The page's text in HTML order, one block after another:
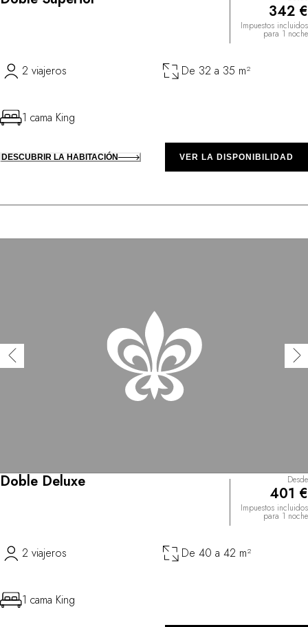
342 €
Impuestos incluidos
para 1 noche
2 viajeros De 32 a 35 m²
1 cama King
DESCUBRIR LA HABITACIÓN VER LA DISPONIBILIDAD
Doble Deluxe Desde
401 €
Impuestos incluidos
para 1 noche
2 viajeros De 40 a 42 m²
1 cama King